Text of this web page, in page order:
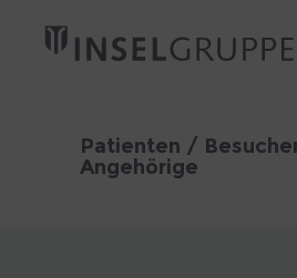
Patienten /
Angehörige